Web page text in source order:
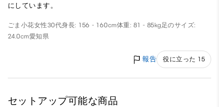
にしています。
ごま小花女性30代身長: 156 - 160cm体重: 81 - 85kg 足のサイズ:
24.0cm愛知県
報告 役に立った 15
セットアップ可能な商品